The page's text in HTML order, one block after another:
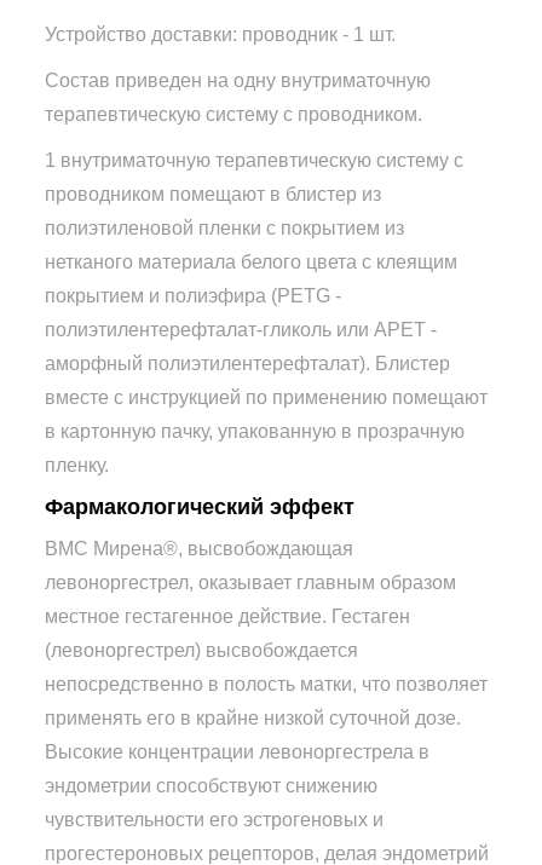
Устройство доставки: проводник - 1 шт.
Состав приведен на одну внутриматочную
терапевтическую систему с проводником.
1 внутриматочную терапевтическую систему с
проводником помещают в блистер из
полиэтиленовой пленки с покрытием из
нетканого материала белого цвета с клеящим
покрытием и полиэфира (PETG -
полиэтилентерефталат-гликоль или АРЕТ -
аморфный полиэтилентерефталат). Блистер
вместе с инструкцией по применению помещают
в картонную пачку, упакованную в прозрачную
пленку.
Фармакологический эффект
ВМС Мирена®, высвобождающая
левоноргестрел, оказывает главным образом
местное гестагенное действие. Гестаген
(левоноргестрел) высвобождается
непосредственно в полость матки, что позволяет
применять его в крайне низкой суточной дозе.
Высокие концентрации левоноргестрела в
эндометрии способствуют снижению
чувствительности его эстрогеновых и
прогестероновых рецепторов, делая эндометрий